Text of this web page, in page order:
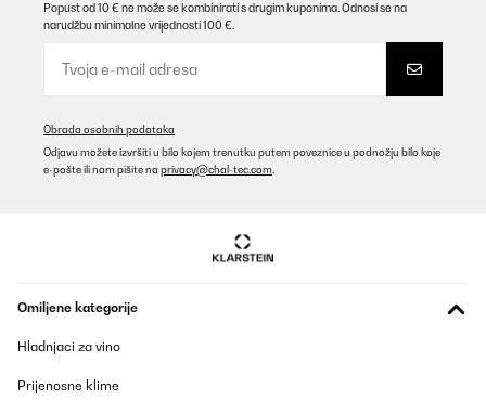
Popust od 10 € ne može se kombinirati s drugim kuponima. Odnosi se na
narudžbu minimalne vrijednosti 100 €.
Obrada osobnih podataka
Odjavu možete izvršiti u bilo kojem trenutku putem poveznice u podnožju bilo koje
e-pošte ili nam pišite na privacy@chal-tec.com
Omiljene kategorije
Hladnjaci za vino
Prijenosne klime